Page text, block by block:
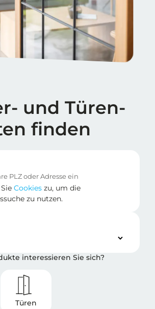
und Türen-
finden
Cookies zu, um die
zu nutzen.
interessieren Sie sich?
Türen